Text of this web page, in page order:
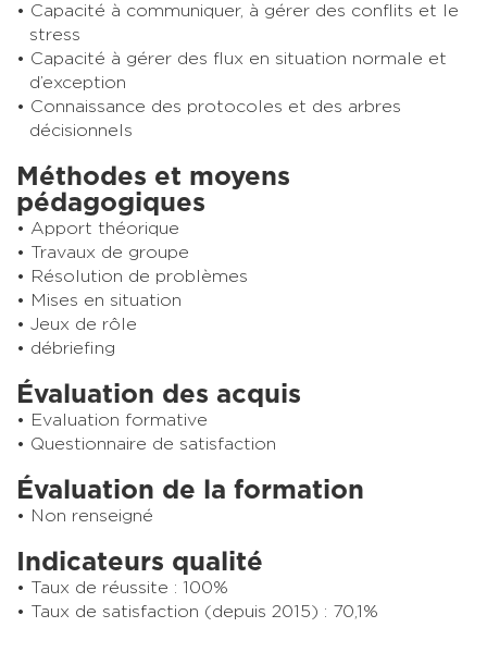
Capacité à communiquer, à gérer des conflits et le
stress
Capacité à gérer des flux en situation normale et
d’exception
Connaissance des protocoles et des arbres
décisionnels
Méthodes et moyens
pédagogiques
Apport théorique
Travaux de groupe
Résolution de problèmes
Mises en situation
Jeux de rôle
débriefing
Évaluation des acquis
Evaluation formative
Questionnaire de satisfaction
Évaluation de la formation
Non renseigné
Indicateurs qualité
Taux de réussite : 100%
Taux de satisfaction (depuis 2015) : 70,1%